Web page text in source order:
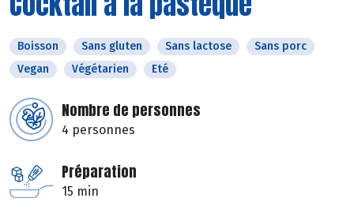
Boisson Sans gluten Sans lactose
Sans porc
Vegan
Végétarien Eté
Nombre de personnes
4 personnes
Préparation
15 min